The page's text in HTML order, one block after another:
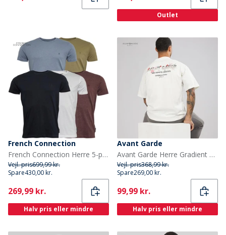
Outlet
French Connection
French Connection Herre 5-pak Crew T-shirt Multi 4-Chateau Mel/Lyse Khaki/Lyse Blå Mel/Marine/Hvid
Vejl. pris699,99 kr.
Spare430,00 kr.
Current
269,99 kr.
Halv pris eller mindre
Avant Garde
Avant Garde Herre Gradient T-shirts Hvid
Vejl. pris368,99 kr.
Spare269,00 kr.
Current
99,99 kr.
Halv pris eller mindre